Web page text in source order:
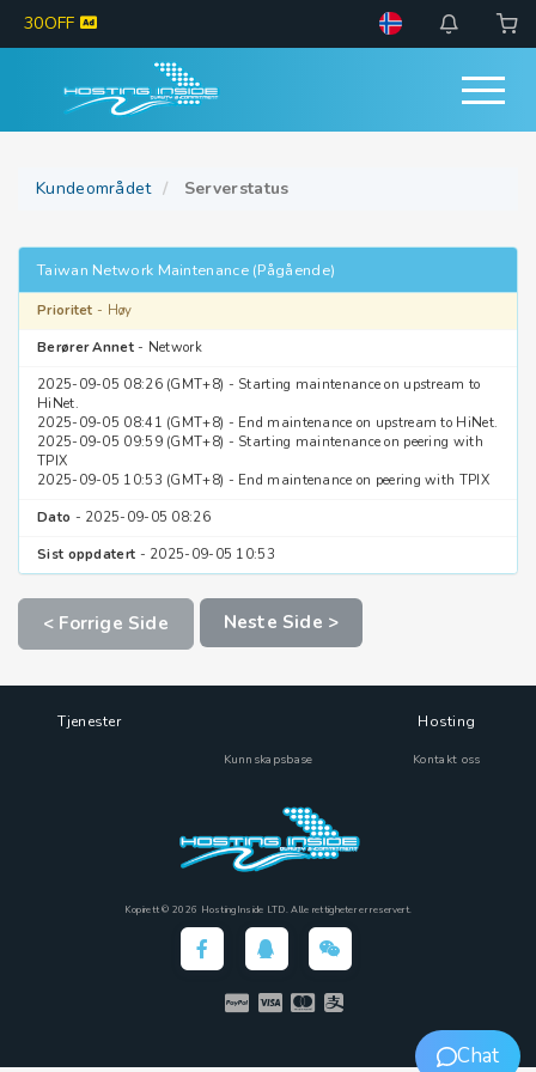
30OFF
Kundeområdet Serverstatus
Taiwan Network Maintenance (Pågående)
Prioritet - Høy
Berører Annet- Network
2025-09-05 08:26 (GMT+8) - Starting maintenance on upstream to
HiNet.
2025-09-05 08:41 (GMT+8) - End maintenance on upstream to HiNet.
2025-09-05 09:59 (GMT+8) - Starting maintenance on peering with
TPIX
2025-09-05 10:53 (GMT+8) - End maintenance on peering with TPIX
Dato - 2025-09-05 08:26
Sist oppdatert - 2025-09-05 10:53
< Forrige Side Neste Side >
Tjenester
Kunnskapsbase
Hosting
Kontakt oss
Kopirett © 2026 HostingInside LTD. Alle rettigheter er reservert.
Chat